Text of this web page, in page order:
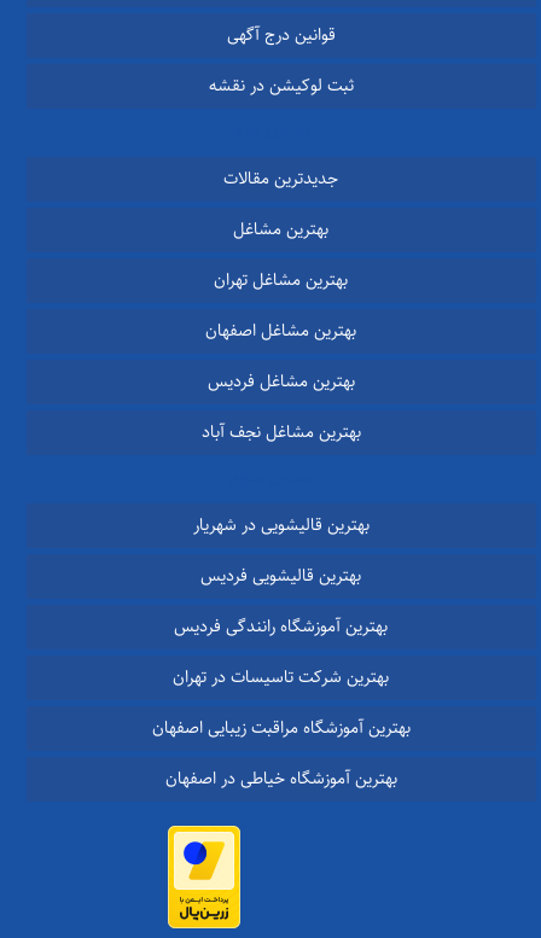
قوانین درج آگهی
ثبت لوکیشن در نقشه
جدیدترین مقالات
بهترین مشاغل
بهترین مشاغل تهران
بهترین مشاغل اصفهان
بهترین مشاغل فردیس
بهترین مشاغل نجف آباد
بهترین قالیشویی در شهریار
بهترین قالیشویی فردیس
بهترین آموزشگاه رانندگی فردیس
بهترین شرکت تاسیسات در تهران
بهترین آموزشگاه مراقبت زیبایی اصفهان
بهترین آموزشگاه خیاطی در اصفهان